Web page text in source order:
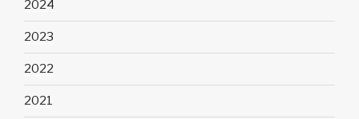
2024
2023
2022
2021